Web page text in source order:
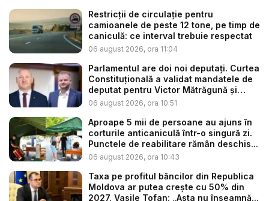
Restricții de circulație pentru
camioanele de peste 12 tone, pe timp de
caniculă: ce interval trebuie respectat
06 august 2026, ora 11:04
Parlamentul are doi noi deputați. Curtea
Constituțională a validat mandatele de
deputat pentru Victor Mătrăgună și
Rom...
06 august 2026, ora 10:51
Aproape 5 mii de persoane au ajuns în
corturile anticaniculă într-o singură zi.
Punctele de reabilitare rămân deschis...
06 august 2026, ora 10:43
Taxa pe profitul băncilor din Republica
Moldova ar putea crește cu 50% din
2027. Vasile Tofan: „Asta nu înseamnă...